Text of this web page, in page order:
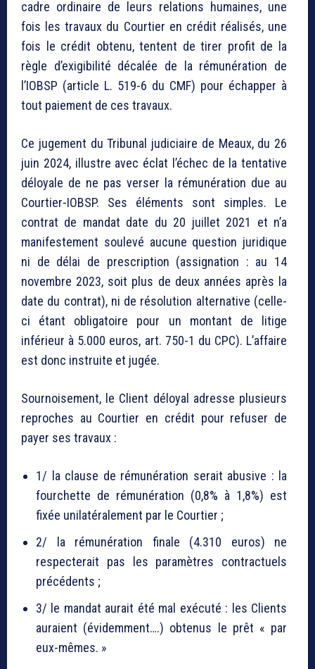
cadre ordinaire de leurs relations humaines, une
fois les travaux du Courtier en crédit réalisés, une
fois le crédit obtenu, tentent de tirer profit de la
règle d’exigibilité décalée de la rémunération de
l’IOBSP (article L. 519-6 du CMF) pour échapper à
tout paiement de ces travaux.
Ce jugement du Tribunal judiciaire de Meaux, du 26
juin 2024, illustre avec éclat l’échec de la tentative
déloyale de ne pas verser la rémunération due au
Courtier-IOBSP. Ses éléments sont simples. Le
contrat de mandat date du 20 juillet 2021 et n’a
manifestement soulevé aucune question juridique
ni de délai de prescription (assignation : au 14
novembre 2023, soit plus de deux années après la
date du contrat), ni de résolution alternative (celle-
ci étant obligatoire pour un montant de litige
inférieur à 5.000 euros, art. 750-1 du CPC). L’affaire
est donc instruite et jugée.
Sournoisement, le Client déloyal adresse plusieurs
reproches au Courtier en crédit pour refuser de
payer ses travaux :
1/ la clause de rémunération serait abusive : la
fourchette de rémunération (0,8% à 1,8%) est
fixée unilatéralement par le Courtier ;
2/ la rémunération finale (4.310 euros) ne
respecterait pas les paramètres contractuels
précédents ;
3/ le mandat aurait été mal exécuté : les Clients
auraient (évidemment….) obtenus le prêt « par
eux-mêmes. »